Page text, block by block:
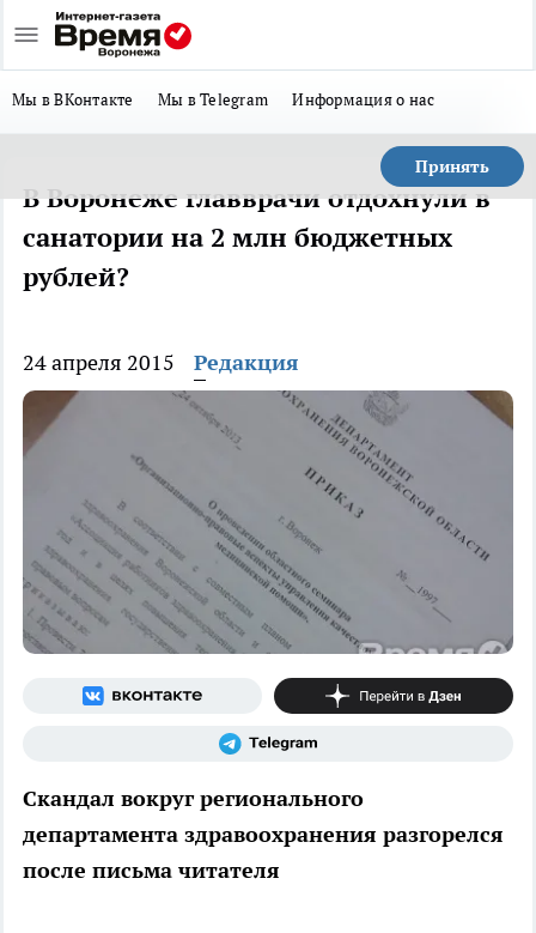
Мы в ВКонтакте Мы в Telegram Информация о нас
Принять
В Воронеже главврачи отдохнули в
санатории на 2 млн бюджетных
рублей?
24 апреля 2015 Редакция
Скандал вокруг регионального
департамента здравоохранения разгорелся
после письма читателя